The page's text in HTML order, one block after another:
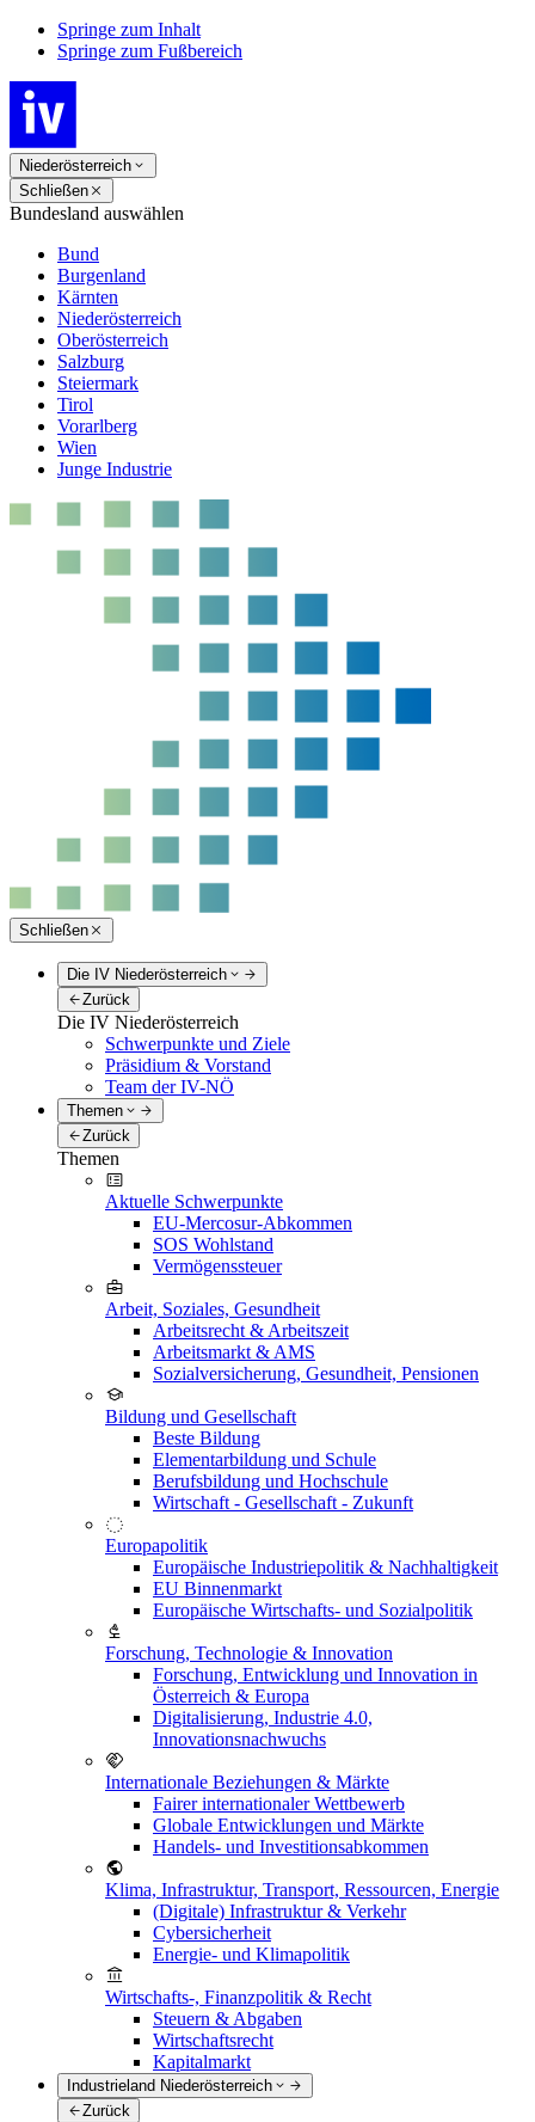
Springe zum Inhalt
Springe zum Fußbereich
Niederösterreich
Schließen
Bundesland auswählen
Bund
Burgenland
Kärnten
Niederösterreich
Oberösterreich
Salzburg
Steiermark
Tirol
Vorarlberg
Wien
Junge Industrie
Schließen
Die IV Niederösterreich
Zurück
Die IV Niederösterreich
Schwerpunkte und Ziele
Präsidium & Vorstand
Team der IV-NÖ
Themen
Zurück
Themen
Aktuelle Schwerpunkte
EU-Mercosur-Abkommen
SOS Wohlstand
Vermögenssteuer
Arbeit, Soziales, Gesundheit
Arbeitsrecht & Arbeitszeit
Arbeitsmarkt & AMS
Sozialversicherung, Gesundheit, Pensionen
Bildung und Gesellschaft
Beste Bildung
Elementarbildung und Schule
Berufsbildung und Hochschule
Wirtschaft - Gesellschaft - Zukunft
Europapolitik
Europäische Industriepolitik & Nachhaltigkeit
EU Binnenmarkt
Europäische Wirtschafts- und Sozialpolitik
Forschung, Technologie & Innovation
Forschung, Entwicklung und Innovation in
Österreich & Europa
Digitalisierung, Industrie 4.0,
Innovationsnachwuchs
Internationale Beziehungen & Märkte
Fairer internationaler Wettbewerb
Globale Entwicklungen und Märkte
Handels- und Investitionsabkommen
Klima, Infrastruktur, Transport, Ressourcen, Energie
(Digitale) Infrastruktur & Verkehr
Cybersicherheit
Energie- und Klimapolitik
Wirtschafts-, Finanzpolitik & Recht
Steuern & Abgaben
Wirtschaftsrecht
Kapitalmarkt
Industrieland Niederösterreich
Zurück